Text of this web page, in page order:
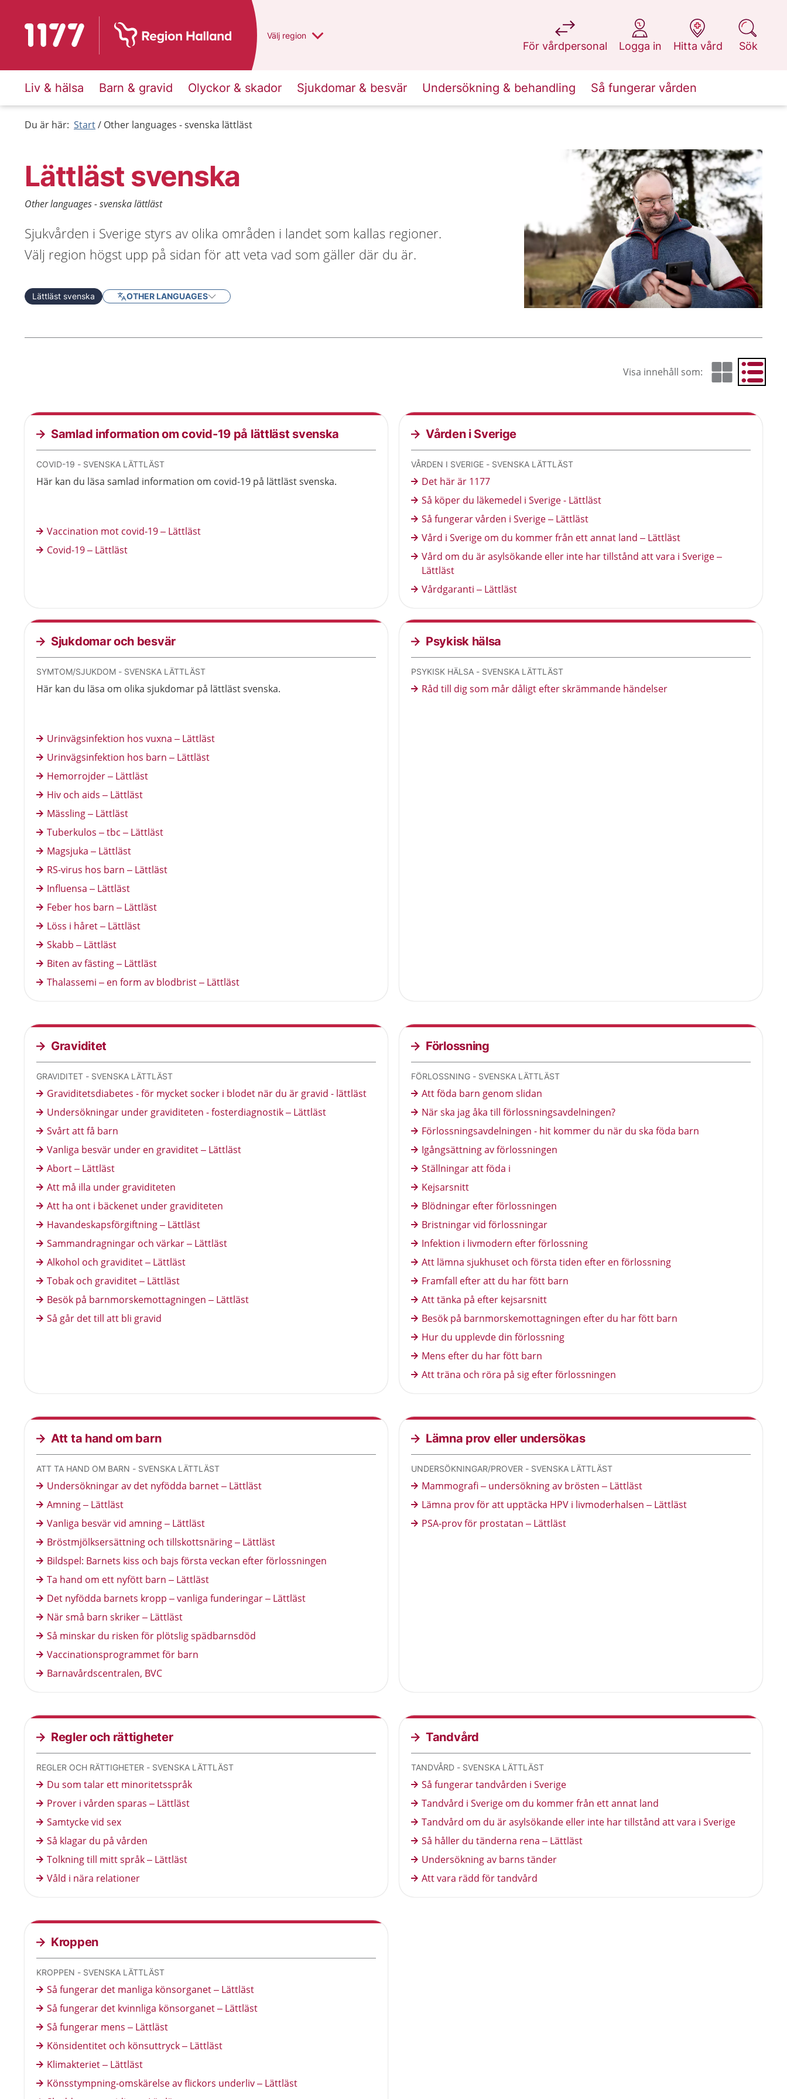
Till startsidan för 1177 Du har valt region
Välj en annan
region
För vårdpersonal
på 1177.se
Logga in
på 1177.se
Hitta vård
på 1177.se
Sök
på 1177.se
Liv & hälsa Barn & gravid Olyckor & skador Sjukdomar & besvär Undersökning & behandling Så fungerar vården
Du är här: Start Other languages - svenska lättläst
Lättläst svenska
Other languages - svenska lättläst
Sjukvården i Sverige styrs av olika områden i landet som kallas regioner.
Välj region högst upp på sidan för att veta vad som gäller där du är.
Lättläst svenska OTHER LANGUAGES
Visa innehåll som: Visa som rutnät
Visa som
Samlad information om covid-19 på lättläst svenska
COVID-19 - SVENSKA LÄTTLÄST
Här kan du läsa samlad information om covid-19 på lättläst svenska.
Vaccination mot covid-19 – Lättläst
Covid-19 – Lättläst
Vården i Sverige
VÅRDEN I SVERIGE - SVENSKA LÄTTLÄST
Det här är 1177
Så köper du läkemedel i Sverige - Lättläst
Så fungerar vården i Sverige – Lättläst
Vård i Sverige om du kommer från ett annat land – Lättläst
Vård om du är asylsökande eller inte har tillstånd att vara i Sverige –
Lättläst
Vårdgaranti – Lättläst
Sjukdomar och besvär
SYMTOM/SJUKDOM - SVENSKA LÄTTLÄST
Här kan du läsa om olika sjukdomar på lättläst svenska.
Urinvägsinfektion hos vuxna – Lättläst
Urinvägsinfektion hos barn – Lättläst
Hemorrojder – Lättläst
Hiv och aids – Lättläst
Mässling – Lättläst
Tuberkulos – tbc – Lättläst
Magsjuka – Lättläst
RS-virus hos barn – Lättläst
Influensa – Lättläst
Feber hos barn – Lättläst
Löss i håret – Lättläst
Skabb – Lättläst
Biten av fästing – Lättläst
Thalassemi – en form av blodbrist – Lättläst
Psykisk hälsa
PSYKISK HÄLSA - SVENSKA LÄTTLÄST
Råd till dig som mår dåligt efter skrämmande händelser
Graviditet
GRAVIDITET - SVENSKA LÄTTLÄST
Graviditetsdiabetes - för mycket socker i blodet när du är gravid - lättläst
Undersökningar under graviditeten - fosterdiagnostik – Lättläst
Svårt att få barn
Vanliga besvär under en graviditet – Lättläst
Abort – Lättläst
Att må illa under graviditeten
Att ha ont i bäckenet under graviditeten
Havandeskapsförgiftning – Lättläst
Sammandragningar och värkar – Lättläst
Alkohol och graviditet – Lättläst
Tobak och graviditet – Lättläst
Besök på barnmorskemottagningen – Lättläst
Så går det till att bli gravid
Förlossning
FÖRLOSSNING - SVENSKA LÄTTLÄST
Att föda barn genom slidan
När ska jag åka till förlossningsavdelningen?
Förlossningsavdelningen - hit kommer du när du ska föda barn
Igångsättning av förlossningen
Ställningar att föda i
Kejsarsnitt
Blödningar efter förlossningen
Bristningar vid förlossningar
Infektion i livmodern efter förlossning
Att lämna sjukhuset och första tiden efter en förlossning
Framfall efter att du har fött barn
Att tänka på efter kejsarsnitt
Besök på barnmorskemottagningen efter du har fött barn
Hur du upplevde din förlossning
Mens efter du har fött barn
Att träna och röra på sig efter förlossningen
Att ta hand om barn
ATT TA HAND OM BARN - SVENSKA LÄTTLÄST
Undersökningar av det nyfödda barnet – Lättläst
Amning – Lättläst
Vanliga besvär vid amning – Lättläst
Bröstmjölksersättning och tillskottsnäring – Lättläst
Bildspel: Barnets kiss och bajs första veckan efter förlossningen
Ta hand om ett nyfött barn – Lättläst
Det nyfödda barnets kropp – vanliga funderingar – Lättläst
När små barn skriker – Lättläst
Så minskar du risken för plötslig spädbarnsdöd
Vaccinationsprogrammet för barn
Barnavårdscentralen, BVC
Lämna prov eller undersökas
UNDERSÖKNINGAR/PROVER - SVENSKA LÄTTLÄST
Mammografi – undersökning av brösten – Lättläst
Lämna prov för att upptäcka HPV i livmoderhalsen – Lättläst
PSA-prov för prostatan – Lättläst
Regler och rättigheter
REGLER OCH RÄTTIGHETER - SVENSKA LÄTTLÄST
Du som talar ett minoritetsspråk
Prover i vården sparas – Lättläst
Samtycke vid sex
Så klagar du på vården
Tolkning till mitt språk – Lättläst
Våld i nära relationer
Tandvård
TANDVÅRD - SVENSKA LÄTTLÄST
Så fungerar tandvården i Sverige
Tandvård i Sverige om du kommer från ett annat land
Tandvård om du är asylsökande eller inte har tillstånd att vara i Sverige
Så håller du tänderna rena – Lättläst
Undersökning av barns tänder
Att vara rädd för tandvård
Kroppen
KROPPEN - SVENSKA LÄTTLÄST
Så fungerar det manliga könsorganet – Lättläst
Så fungerar det kvinnliga könsorganet – Lättläst
Så fungerar mens – Lättläst
Könsidentitet och könsuttryck – Lättläst
Klimakteriet – Lättläst
Könsstympning-omskärelse av flickors underliv – Lättläst